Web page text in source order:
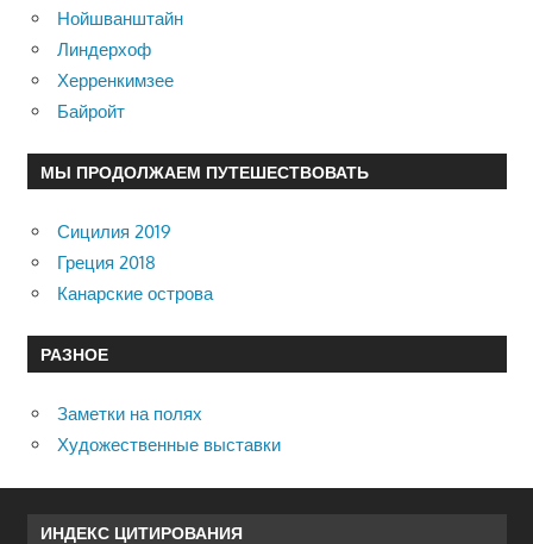
Нойшванштайн
Линдерхоф
Херренкимзее
Байройт
МЫ ПРОДОЛЖАЕМ ПУТЕШЕСТВОВАТЬ
Сицилия 2019
Греция 2018
Канарские острова
РАЗНОЕ
Заметки на полях
Художественные выставки
ИНДЕКС ЦИТИРОВАНИЯ